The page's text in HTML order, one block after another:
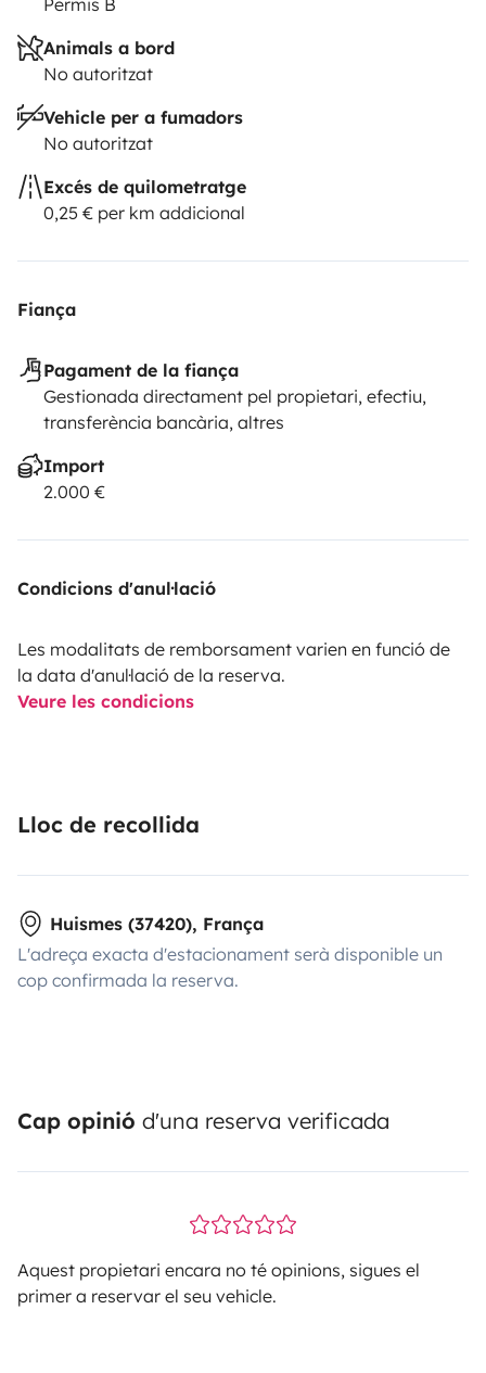
Permis B
Animals a bord
No autoritzat
Vehicle per a fumadors
No autoritzat
Excés de quilometratge
0,25 € per km addicional
Fiança
Pagament de la fiança
Gestionada directament pel propietari, efectiu,
transferència bancària, altres
Import
2.000 €
Condicions d'anul·lació
Les modalitats de remborsament varien en funció de
la data d'anul·lació de la reserva.
Veure les condicions
Lloc de recollida
Huismes (37420), França
L'adreça exacta d'estacionament serà disponible un
cop confirmada la reserva.
Cap opinió d'una reserva verificada
Aquest propietari encara no té opinions, sigues el
primer a reservar el seu vehicle.